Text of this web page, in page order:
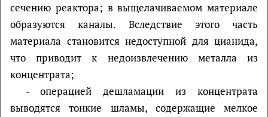
сечению реактора; в выщелачиваемом материале
образуются каналы. Вследствие этого часть
материала становится недоступной для цианида,
что приводит к недоизвлечению металла из
концентрата;
- операцией дешламации из концентрата
выводятся тонкие шламы, содержащие мелкое